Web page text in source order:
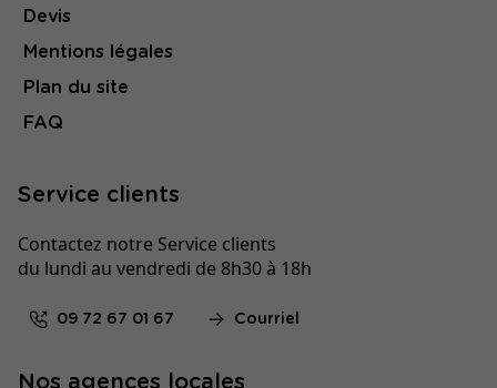
Devis
Mentions légales
Plan du site
FAQ
Service clients
Contactez notre Service clients
du lundi au vendredi de 8h30 à 18h
09 72 67 01 67 Courriel
Nos agences locales